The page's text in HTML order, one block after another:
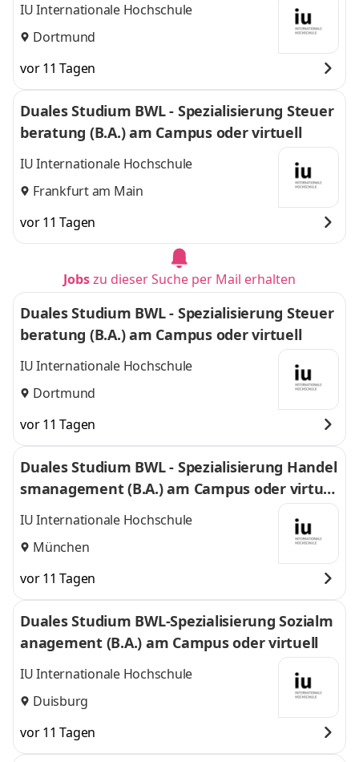
IU Internationale Hochschule
Dortmund
vor 11 Tagen
Duales Studium BWL - Spezialisierung Steuer
beratung (B.A.) am Campus oder virtuell
IU Internationale Hochschule
Frankfurt am Main
vor 11 Tagen
Jobszu dieser Suche per Mail erhalten
Duales Studium BWL - Spezialisierung Steuer
beratung (B.A.) am Campus oder virtuell
IU Internationale Hochschule
Dortmund
vor 11 Tagen
Duales Studium BWL - Spezialisierung Handel
smanagement (B.A.) am Campus oder virtuel
l
IU Internationale Hochschule
München
vor 11 Tagen
Duales Studium BWL-Spezialisierung Sozialm
anagement (B.A.) am Campus oder virtuell
IU Internationale Hochschule
Duisburg
vor 11 Tagen